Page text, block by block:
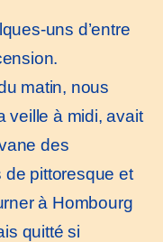
uns d’entre
matin, nous
veille à midi, avait
des
de pittoresque et
à Hombourg
quitté si